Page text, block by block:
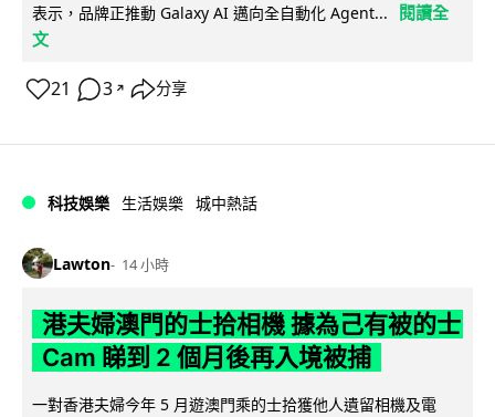
表示，品牌正推動 Galaxy AI 邁向全自動化 Agent...
閱讀全
文
21 3 ↗ 分享
科技娛樂 生活娛樂 城中熱話
Lawton 14 小時
港夫婦澳門的士拾相機 據為己有被的士
Cam 睇到 2 個月後再入境被捕
一對香港夫婦今年 5 月遊澳門乘的士拾獲他人遺留相機及電